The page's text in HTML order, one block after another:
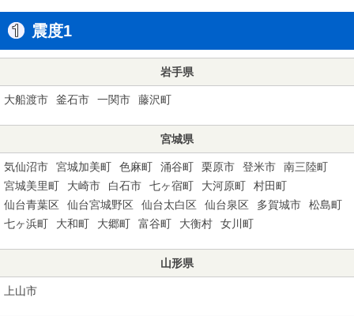
震度1
岩手県
大船渡市 釜石市 一関市 藤沢町
宮城県
気仙沼市 宮城加美町 色麻町 涌谷町 栗原市 登米市
南三陸町
宮城美里町
大崎市 白石市 七ヶ宿町 大河原町
村田町
仙台青葉区
仙台宮城野区 仙台太白区 仙台泉区 多賀城市
松島町
七ヶ浜町
大和町 大郷町 富谷町 大衡村 女川町
山形県
上山市